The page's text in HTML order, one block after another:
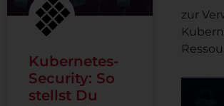
Kubernetes-
Security: So
stellst Du
zur